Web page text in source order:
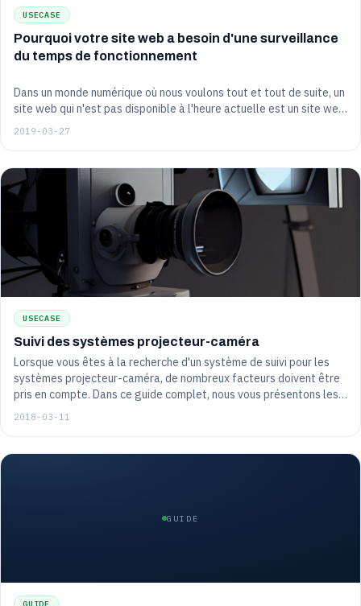
USECASE
Pourquoi votre site web a besoin d'une surveillance
du temps de fonctionnement
Dans un monde numérique où nous voulons tout et tout de suite, un
site web qui n'est pas disponible à l'heure actuelle est un site web
sur lequel nous ne reviendrons probablement pas à l'avenir. Cela
concurrents. Alors, comment suivre votre site web 24 heures sur
24, 7 jours sur 7 ?
2019-03-27
USECASE
Suivi des systèmes projecteur-caméra
Lorsque vous êtes à la recherche d'un système de suivi pour les
systèmes projecteur-caméra, de nombreux facteurs doivent être
pris en compte. Dans ce guide complet, nous vous présentons les
caractéristiques et spécifications importantes afin que vous
système de suivi de caméra de projecteur une fois que vous l'aurez
2018-03-11
GUIDE